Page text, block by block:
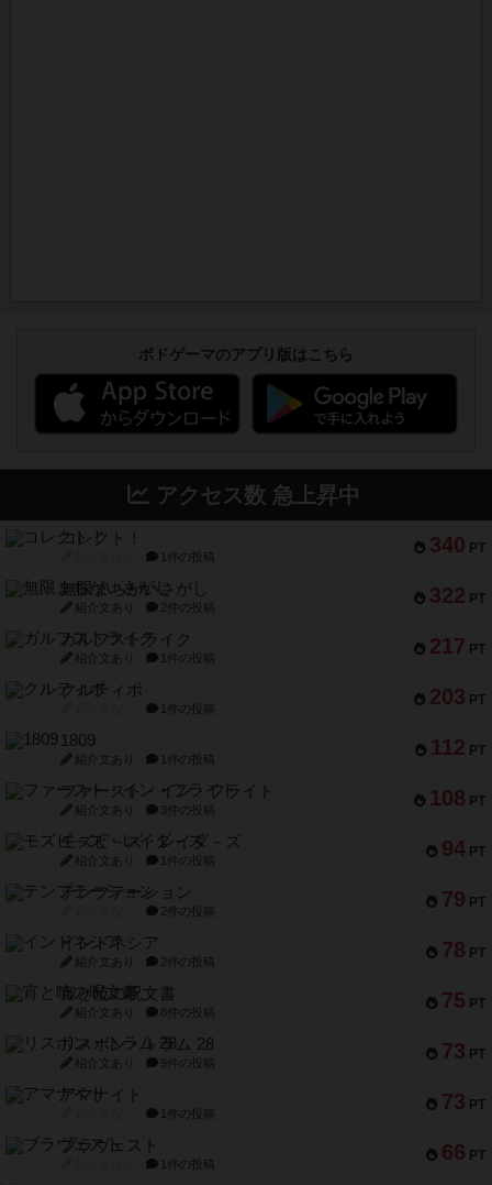
ボドゲーマのアプリ版はこちら
アクセス数 急上昇中
340 PT
コレクト！
1件の投稿
322 PT
無限まちがいさがし
紹介文あり 2件の投稿
217 PT
ガルフストライク
紹介文あり 1件の投稿
203 PT
クルティボ
1件の投稿
112 PT
1809
紹介文あり 1件の投稿
108 PT
ファースト・イン・フライト
紹介文あり 3件の投稿
94 PT
モズビ－ズ・レイダ－ズ
紹介文あり 1件の投稿
79 PT
テンプテーション
2件の投稿
78 PT
インドネシア
紹介文あり 2件の投稿
75 PT
宵と暁の呪文書
紹介文あり 8件の投稿
73 PT
リスボン・トラム 28
紹介文あり 9件の投稿
73 PT
アマナイト
1件の投稿
66 PT
ブラヴェスト
1件の投稿